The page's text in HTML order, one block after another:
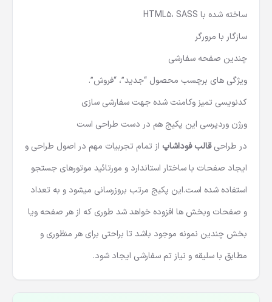
ساخته شده با HTML5، SASS
سازگار با مرورگر
چندین صفحه سفارشی
ویژگی های برچسب محصول “جدید”، “فروش”.
کدنویسی تمیز وکامنت شده جهت سفارشی سازی
ورژن وردپرسی این پکیج هم در دست طراحی است
در طراحیقالب فوداشاپ از تمام تجربیات مهم در اصول طراحی و
ایجاد صفحات با ساختار استاندارد و مورتائید موتورهای جستجو
استفاده شده است.این پکیج مرتب بروزرسانی میشود و به تعداد
و صفحات وبخش ها افزوده خواهد شد طوری که از هر صفحه ویا
بخش چندین نمونه موجود باشد تا براحتی برای هر منظوری و
مطابق با سلیقه و نیاز تم سفارشی ایجاد شود.